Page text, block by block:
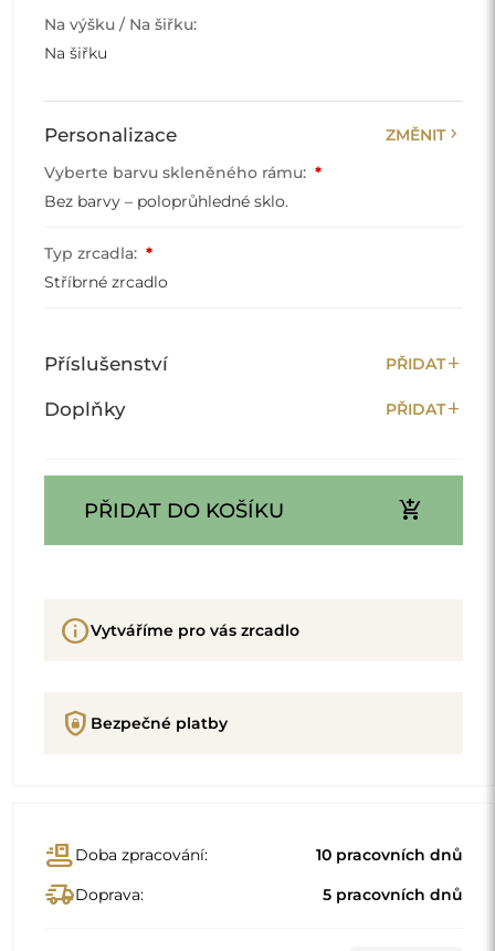
Na výšku / Na šiřku:
Na šiřku
Personalizace ZMĚNITchevron_right
Vyberte barvu skleněného rámu: *
Bez barvy – poloprůhledné sklo.
Typ zrcadla: *
Stříbrné zrcadlo
Příslušenství PŘIDATadd
Doplňky PŘIDATadd
PŘIDAT DO KOŠÍKU add_shopping_cart
infoVytváříme pro vás zrcadlo
shield_lock Bezpečné platby
conveyor_beltDoba zpracování: 10 pracovních dnů
delivery_truck_speedDoprava: 5 pracovních dnů